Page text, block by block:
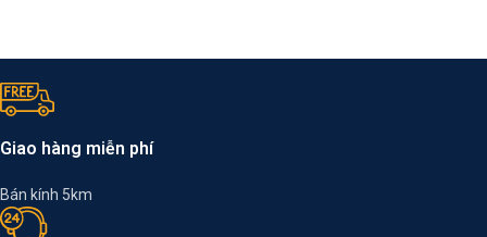
Giao hàng miễn phí
Bán kính 5km